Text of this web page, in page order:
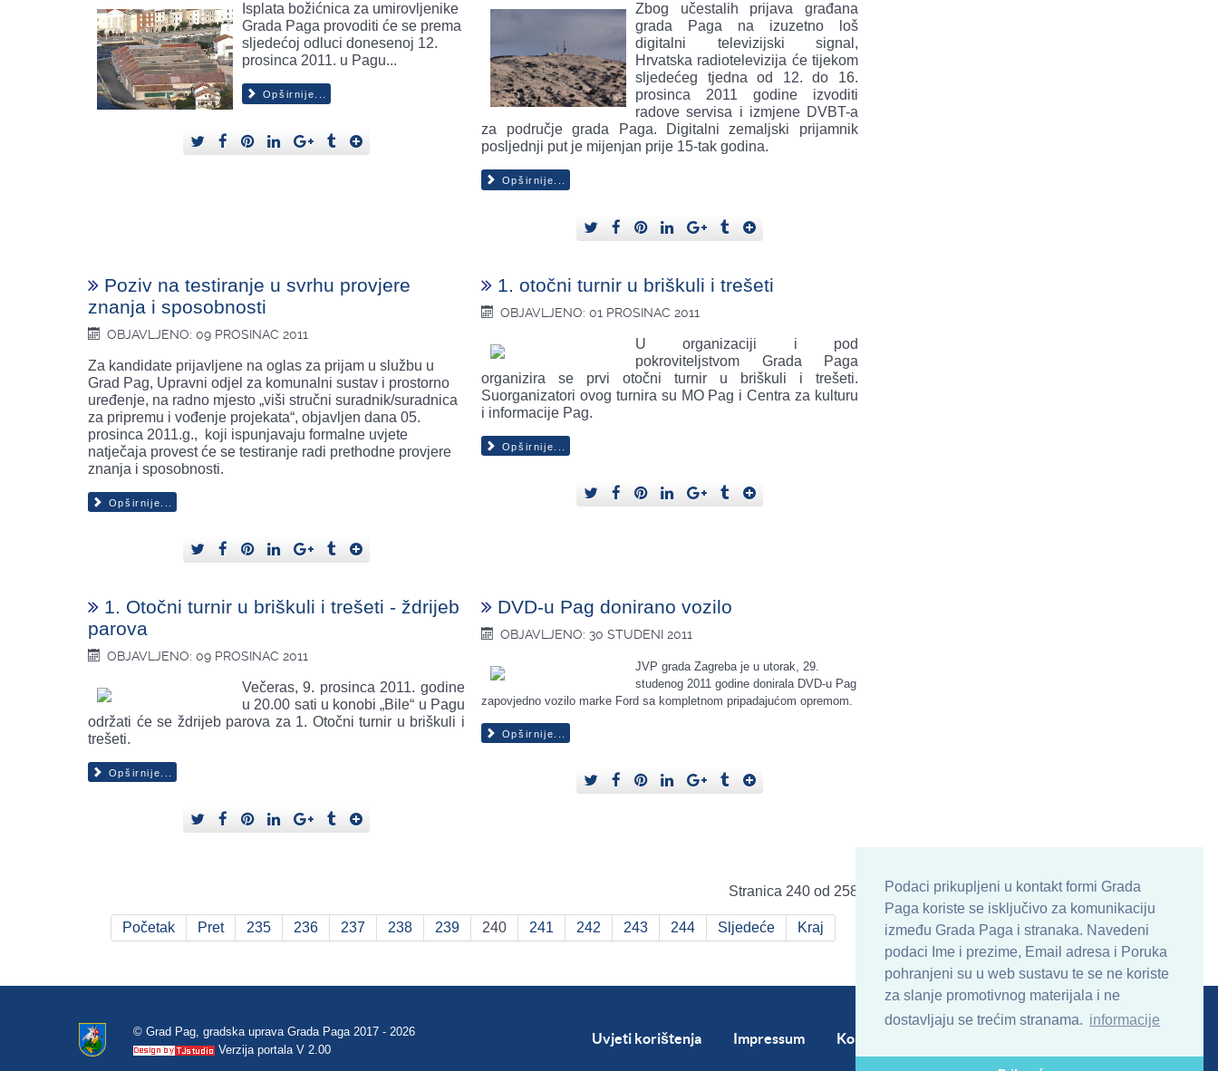
Podaci prikupljeni u kontakt formi Grada
Paga koriste se isključivo za komunikaciju
između Grada Paga i stranaka. Navedeni
podaci Ime i prezime, Email adresa i Poruka
pohranjeni su u web sustavu te se ne koriste
za slanje promotivnog materijala i ne
dostavljaju se trećim stranama. informacije
Isplata božićnica za umirovljenike
Grada Paga provoditi će se prema
sljedećoj odluci donesenoj 12.
prosinca 2011. u Pagu...
Opširnije...
Zbog učestalih prijava građana
grada Paga na izuzetno loš
digitalni televizijski signal,
Hrvatska radiotelevizija će tijekom
sljedećeg tjedna od 12. do 16.
prosinca 2011 godine izvoditi
radove servisa i izmjene DVBT-a
za područje grada Paga. Digitalni zemaljski prijamnik
posljednji put je mijenjan prije 15-tak godina.
Opširnije...
Poziv na testiranje u svrhu provjere
znanja i sposobnosti
OBJAVLJENO: 09 PROSINAC 2011
Za kandidate prijavljene na oglas za prijam u službu u
Grad Pag, Upravni odjel za komunalni sustav i prostorno
uređenje, na radno mjesto „viši stručni suradnik/suradnica
za pripremu i vođenje projekata“, objavljen dana 05.
prosinca 2011.g., koji ispunjavaju formalne uvjete
natječaja provest će se testiranje radi prethodne provjere
znanja i sposobnosti.
Opširnije...
1. otočni turnir u briškuli i trešeti
OBJAVLJENO: 01 PROSINAC 2011
U organizaciji i pod
pokroviteljstvom Grada Paga
organizira se prvi otočni turnir u briškuli i trešeti.
Suorganizatori ovog turnira su MO Pag i Centra za kulturu
i informacije Pag.
Opširnije...
1. Otočni turnir u briškuli i trešeti - ždrijeb
parova
OBJAVLJENO: 09 PROSINAC 2011
Večeras, 9. prosinca 2011. godine
u 20.00 sati u konobi „Bile“ u Pagu
održati će se ždrijeb parova za 1. Otočni turnir u briškuli i
trešeti.
Opširnije...
DVD-u Pag donirano vozilo
OBJAVLJENO: 30 STUDENI 2011
JVP grada Zagreba je u utorak, 29.
studenog 2011 godine donirala DVD-u Pag
zapovjedno vozilo marke Ford sa kompletnom pripadajućom opremom.
Opširnije...
Stranica 240 od 258
Početak Pret 235 236 237 238 239 240 241 242 243 244 Sljedeće Kraj
© Grad Pag, gradska uprava Grada Paga 2017 - 2026
Verzija portala V 2.00
Uvjeti korištenja Impressum Kontakt